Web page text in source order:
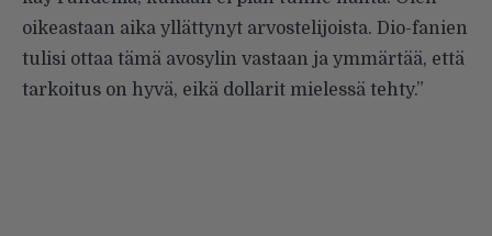
oikeastaan aika yllättynyt arvostelijoista. Dio-fanien
tulisi ottaa tämä avosylin vastaan ja ymmärtää, että
tarkoitus on hyvä, eikä dollarit mielessä tehty.”